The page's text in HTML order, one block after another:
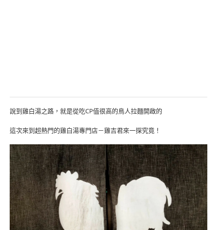
說到雞白湯之路，就是從吃CP值很高的鳥人拉麵開啟的
這次來到超熱門的雞白湯專門店－雞吉君來一探究竟！